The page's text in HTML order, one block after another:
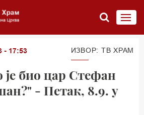
- 17:53 ИЗВОР: ТВ ХРАМ
је био цар Стефан
- Петак, 8.9. у